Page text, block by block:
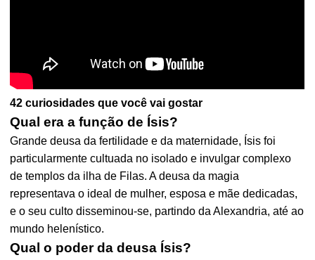
42 curiosidades que você vai gostar
Qual era a função de Ísis?
Grande deusa da fertilidade e da maternidade, Ísis foi
particularmente cultuada no isolado e invulgar complexo
de templos da ilha de Filas. A deusa da magia
representava o ideal de mulher, esposa e mãe dedicadas,
e o seu culto disseminou-se, partindo da Alexandria, até ao
mundo helenístico.
Qual o poder da deusa Ísis?